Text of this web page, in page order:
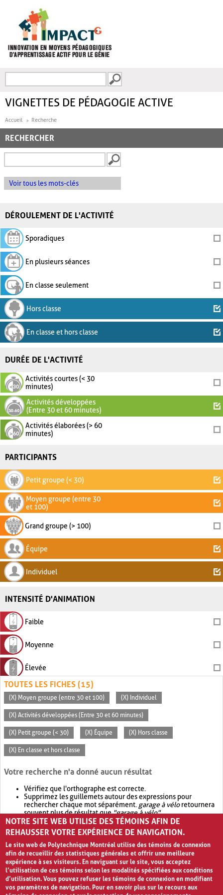
FORMULAIRE DE
VIGNETTES DE PÉDAGOGIE ACTIVE
Accueil Recherche
RECHERCHER
Voir tous les mots-clés
DÉROULEMENT DE L'ACTIVITÉ
Sporadiques
En plusieurs séances
En classe seulement
Hors classe
En classe et hors classe
DURÉE DE L'ACTIVITÉ
Activités courtes (< 30
minutes)
Activités développées
(Entre 30 et 60 minutes)
Activités élaborées (> 60
minutes)
PARTICIPANTS
Petit groupe (< 30)
Moyen groupe (entre 30
et 100)
Grand groupe (> 100)
Équipe
Individuel
INTENSITÉ D'ANIMATION
Faible
Moyenne
Élevée
TOUTES LES FICHES (15)
(X) Moyen groupe (entre 30 et 100) (X) Individuel
(X) Activités développées (Entre 30 et 60 minutes)
(X) Petit groupe (< 30) (X) Équipe (X) Hors classe
(X) En classe et hors classe
Votre recherche n'a donné aucun résultat
Vérifiez que l'orthographe est correcte.
Supprimez les guillemets autour des expressions pour
rechercher chaque mot séparément. garage à véloretournera
souvent plus de résultat que"garage à vélo".
Envisagez d'élargir votre recherche avec OR.garage OR vélo
retournera souvent plus de résultat quegarage à vélo
NOTRE SITE WEB UTILISE DES TÉMOINS AFIN DE
REHAUSSER VOTRE EXPÉRIENCE DE NAVIGATION.
Le site web de Polytechnique Montréal utilise des témoins de connexion
afin de recueillir des statistiques générales et offrir une meilleure
expérience à ses visiteurs. En naviguant sur le site, vous acceptez
l’utilisation de ces témoins selon les modalités spécifiées aux conditions
d’utilisation. Vous pouvez refuser les témoins de connexion en modifiant
vos paramètres de navigation. Pour en savoir plus sur le recours aux